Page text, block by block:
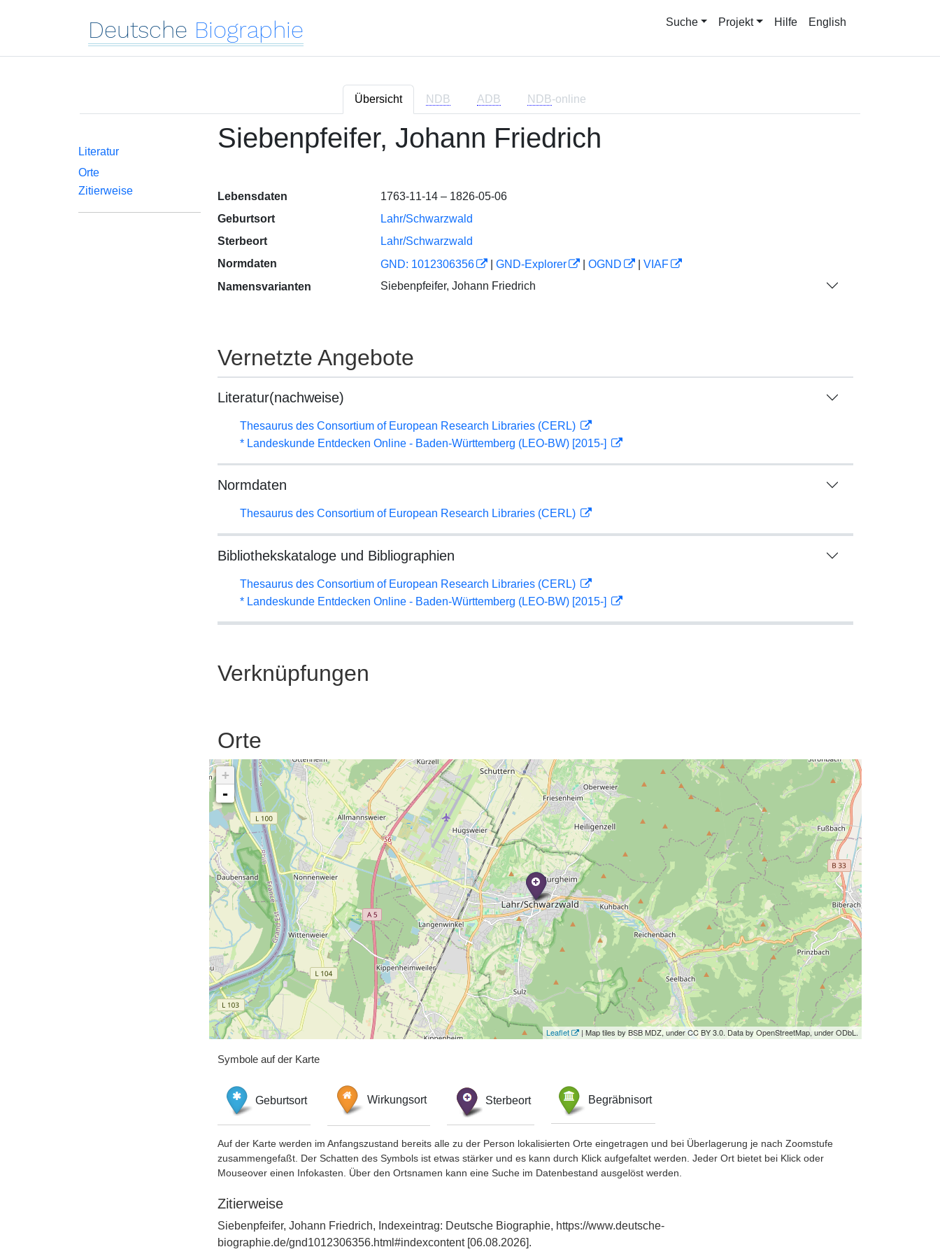
Deutsche Biographie Suche Projekt Hilfe English
Übersicht NDB ADB NDB-online
Literatur
Orte
Zitierweise
Siebenpfeifer, Johann Friedrich
Lebensdaten
1763-11-14 – 1826-05-06
Geburtsort
Lahr/Schwarzwald
Sterbeort
Lahr/Schwarzwald
Normdaten
GND: 1012306356 GND-Explorer OGND
VIAF
Namensvarianten
Siebenpfeifer, Johann Friedrich
Vernetzte Angebote
Literatur(nachweise)
Thesaurus des Consortium of European Research Libraries (CERL)
* Landeskunde Entdecken Online - Baden-Württemberg (LEO-BW) [2015-]
Normdaten
Thesaurus des Consortium of European Research Libraries (CERL)
Bibliothekskataloge und Bibliographien
Thesaurus des Consortium of European Research Libraries (CERL)
* Landeskunde Entdecken Online - Baden-Württemberg (LEO-BW) [2015-]
Verknüpfungen
Orte
+
-
Leaflet | Map tiles by BSB MDZ, under CC BY 3.0. Data by OpenStreetMap, under ODbL.
Symbole auf der Karte
Geburtsort Wirkungsort Sterbeort Begräbnisort
Auf der Karte werden im Anfangszustand bereits alle zu der Person lokalisierten Orte eingetragen und bei Überlagerung je nach Zoomstufe
zusammengefaßt. Der Schatten des Symbols ist etwas stärker und es kann durch Klick aufgefaltet werden. Jeder Ort bietet bei Klick oder
Mouseover einen Infokasten. Über den Ortsnamen kann eine Suche im Datenbestand ausgelöst werden.
Zitierweise
Siebenpfeifer, Johann Friedrich, Indexeintrag: Deutsche Biographie, https://www.deutsche-
biographie.de/gnd1012306356.html#indexcontent [06.08.2026].